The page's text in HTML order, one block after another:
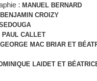
: MANUEL BERNARD
BENJAMIN CROIZY
PAUL CALLET
GEORGE MAC BRIAR ET
LAIDET ET